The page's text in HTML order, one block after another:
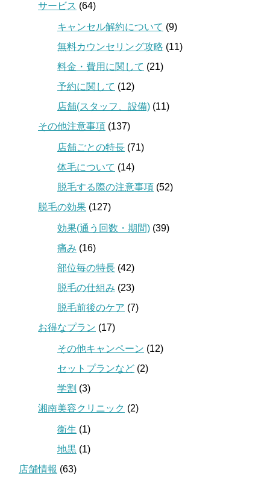
サービス (64)
キャンセル解約について (9)
無料カウンセリング攻略 (11)
料金・費用に関して (21)
予約に関して (12)
店舗(スタッフ、設備) (11)
その他注意事項 (137)
店舗ごとの特長 (71)
体毛について (14)
脱毛する際の注意事項 (52)
脱毛の効果 (127)
効果(通う回数・期間) (39)
痛み (16)
部位毎の特長 (42)
脱毛の仕組み (23)
脱毛前後のケア (7)
お得なプラン (17)
その他キャンペーン (12)
セットプランなど (2)
学割 (3)
湘南美容クリニック (2)
衛生 (1)
地黒 (1)
店舗情報 (63)